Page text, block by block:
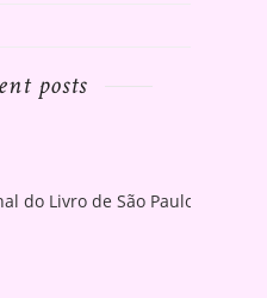
posts
do Livro de São Paulo